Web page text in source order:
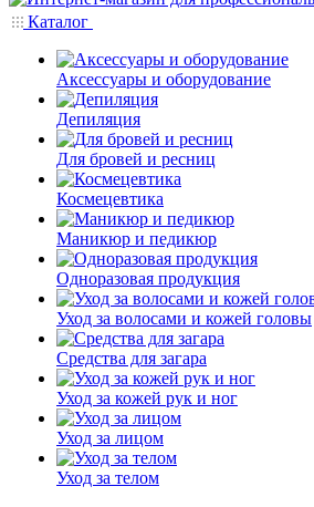
Каталог
Аксессуары и оборудование
Депиляция
Для бровей и ресниц
Космецевтика
Маникюр и педикюр
Одноразовая продукция
Уход за волосами и кожей головы
Средства для загара
Уход за кожей рук и ног
Уход за лицом
Уход за телом